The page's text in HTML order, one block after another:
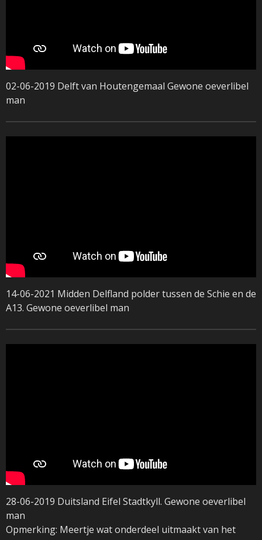
02-06-2019 Delft van Houtengemaal Gewone oeverlibel
man
14-06-2021 Midden Delfland polder tussen de Schie en de
A13. Gewone oeverlibel man
28-06-2019 Duitsland Eifel Stadtkyll. Gewone oeverlibel
man
Opmerking: Meertje wat onderdeel uitmaakt van het